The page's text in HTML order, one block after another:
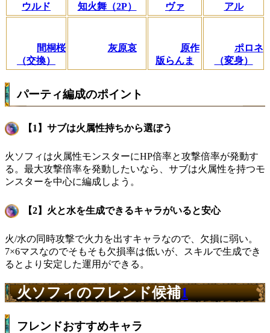
ウルド
知火舞（2P）
ヴァ
アル
間桐桜
（交換）
灰原哀
原作
版らんま
ポロネ
（変身）
パーティ編成のポイント
【1】サブは火属性持ちから選ぼう
火ソフィは火属性モンスターにHP倍率と攻撃倍率が発動す
る。最大攻撃倍率を発動したいなら、サブは火属性を持つモ
ンスターを中心に編成しよう。
【2】火と水を生成できるキャラがいると安心
火/水の同時攻撃で火力を出すキャラなので、欠損に弱い。
7×6マスなのでそもそも欠損率は低いが、スキルで生成でき
るとより安定した運用ができる。
火ソフィのフレンド候補1
フレンドおすすめキャラ